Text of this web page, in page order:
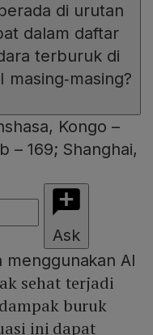
di urutan
dalam daftar
terburuk di
Kongo –
– 169; Shanghai,
Ask
menggunakan AI
sehat terjadi
buruk
ini dapat